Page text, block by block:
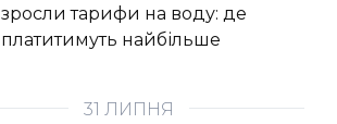
зросли тарифи на воду: де
платитимуть найбільше
31 ЛИПНЯ